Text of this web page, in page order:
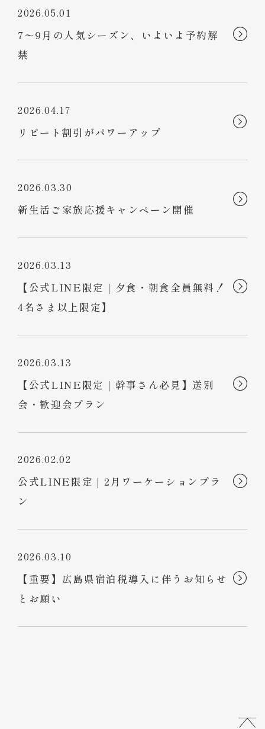
2026.05.01
7〜9月の人気シーズン、いよいよ予約解
禁
2026.04.17
リピート割引がパワーアップ
2026.03.30
新生活ご家族応援キャンペーン開催
2026.03.13
【公式LINE限定｜夕食・朝食全員無料！
4名さま以上限定】
2026.03.13
【公式LINE限定｜幹事さん必見】送別
会・歓迎会プラン
2026.02.02
公式LINE限定｜2月ワーケーションプラ
ン
2026.03.10
【重要】広島県宿泊税導入に伴うお知らせ
とお願い